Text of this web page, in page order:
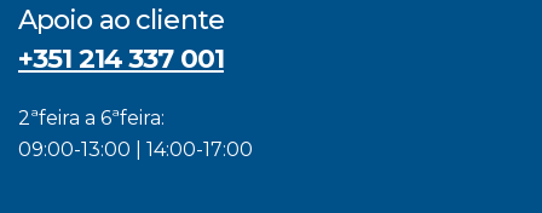
Apoio ao cliente
+351 214 337 001
2ªfeira a 6ªfeira:
09:00-13:00 | 14:00-17:00